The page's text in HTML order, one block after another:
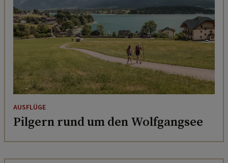
AUSFLÜGE
Pilgern rund um den Wolfgangsee